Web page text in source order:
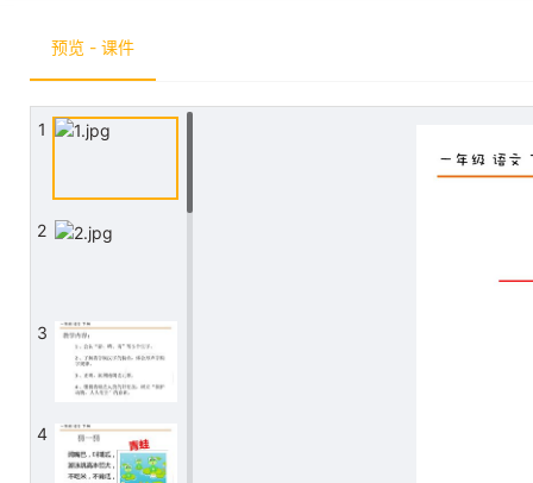
预览 - 课件
1
2
3
4